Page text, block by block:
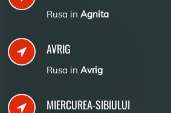
Rusa in Agnita
AVRIG
Rusa in Avrig
MIERCUREA-SIBIULUI